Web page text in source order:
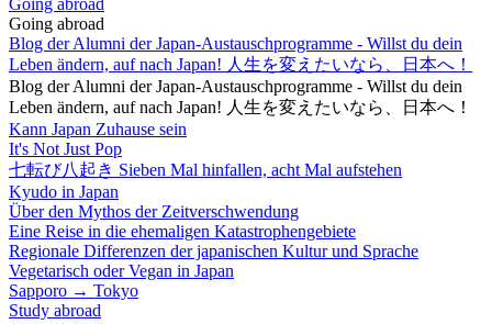
Going abroad
Going abroad
Blog der Alumni der Japan-Austauschprogramme - Willst du dein
Leben ändern, auf nach Japan! 人生を変えたいなら、日本へ！
Blog der Alumni der Japan-Austauschprogramme - Willst du dein
Leben ändern, auf nach Japan! 人生を変えたいなら、日本へ！
Kann Japan Zuhause sein
It's Not Just Pop
七転び八起き Sieben Mal hinfallen, acht Mal aufstehen
Kyudo in Japan
Über den Mythos der Zeitverschwendung
Eine Reise in die ehemaligen Katastrophengebiete
Regionale Differenzen der japanischen Kultur und Sprache
Vegetarisch oder Vegan in Japan
Sapporo → Tokyo
Study abroad